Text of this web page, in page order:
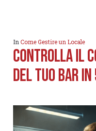
In Come Gestire un Locale
CONTROLLA IL
DEL TUO BAR